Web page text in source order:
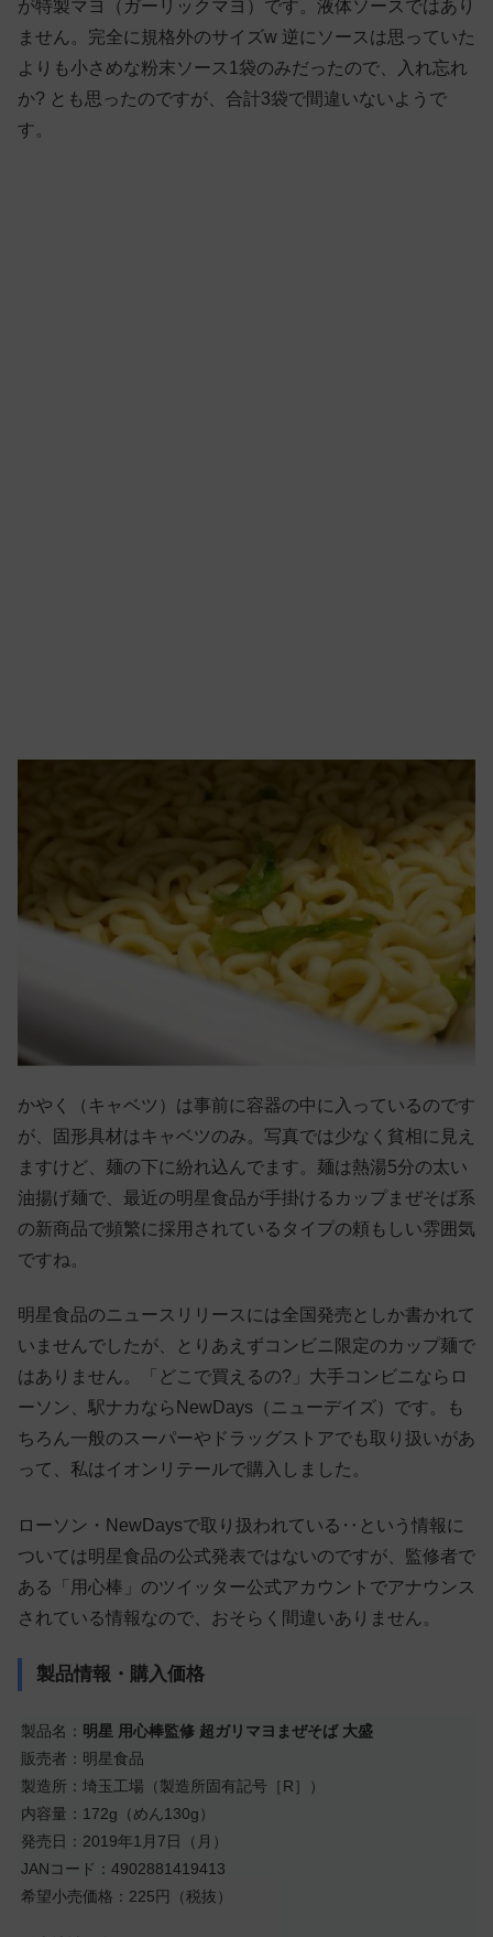
が特製マヨ（ガーリックマヨ）です。液体ソースではあり
ません。完全に規格外のサイズw 逆にソースは思っていた
よりも小さめな粉末ソース1袋のみだったので、入れ忘れ
か? とも思ったのですが、合計3袋で間違いないようで
す。
かやく（キャベツ）は事前に容器の中に入っているのです
が、固形具材はキャベツのみ。写真では少なく貧相に見え
ますけど、麺の下に紛れ込んでます。麺は熱湯5分の太い
油揚げ麺で、最近の明星食品が手掛けるカップまぜそば系
の新商品で頻繁に採用されているタイプの頼もしい雰囲気
ですね。
明星食品のニュースリリースには全国発売としか書かれて
いませんでしたが、とりあえずコンビニ限定のカップ麺で
はありません。「どこで買えるの?」大手コンビニならロ
ーソン、駅ナカならNewDays（ニューデイズ）です。も
ちろん一般のスーパーやドラッグストアでも取り扱いがあ
って、私はイオンリテールで購入しました。
ローソン・NewDaysで取り扱われている‥という情報に
ついては明星食品の公式発表ではないのですが、監修者で
ある「用心棒」のツイッター公式アカウントでアナウンス
されている情報なので、おそらく間違いありません。
製品情報・購入価格
製品名： 明星 用心棒監修 超ガリマヨまぜそば 大盛
販売者：明星食品
製造所：埼玉工場（製造所固有記号［R］）
内容量：172g（めん130g）
発売日：2019年1月7日（月）
JANコード：4902881419413
希望小売価格：225円（税抜）